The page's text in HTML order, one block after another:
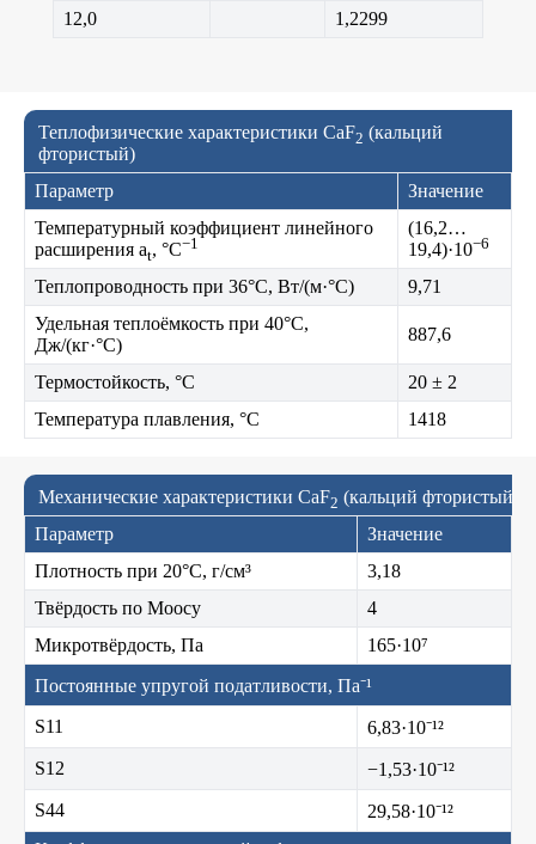
12,0
1,2299
Теплофизические характеристики CaF2 (кальций
фтористый)
Параметр
Значение
Температурный коэффициент линейного
расширения at, °C−1
(16,2…
19,4)·10−6
Теплопроводность при 36°C, Вт/(м·°C)
9,71
Удельная теплоёмкость при 40°C,
Дж/(кг·°C)
887,6
Термостойкость, °C
20 ± 2
Температура плавления, °C
1418
Механические характеристики CaF2 (кальций фтористый)
Параметр
Значение
Плотность при 20°C, г/см³
3,18
Твёрдость по Моосу
4
Микротвёрдость, Па
165·10⁷
Постоянные упругой податливости, Па⁻¹
S11
6,83·10⁻¹²
S12
−1,53·10⁻¹²
S44
29,58·10⁻¹²